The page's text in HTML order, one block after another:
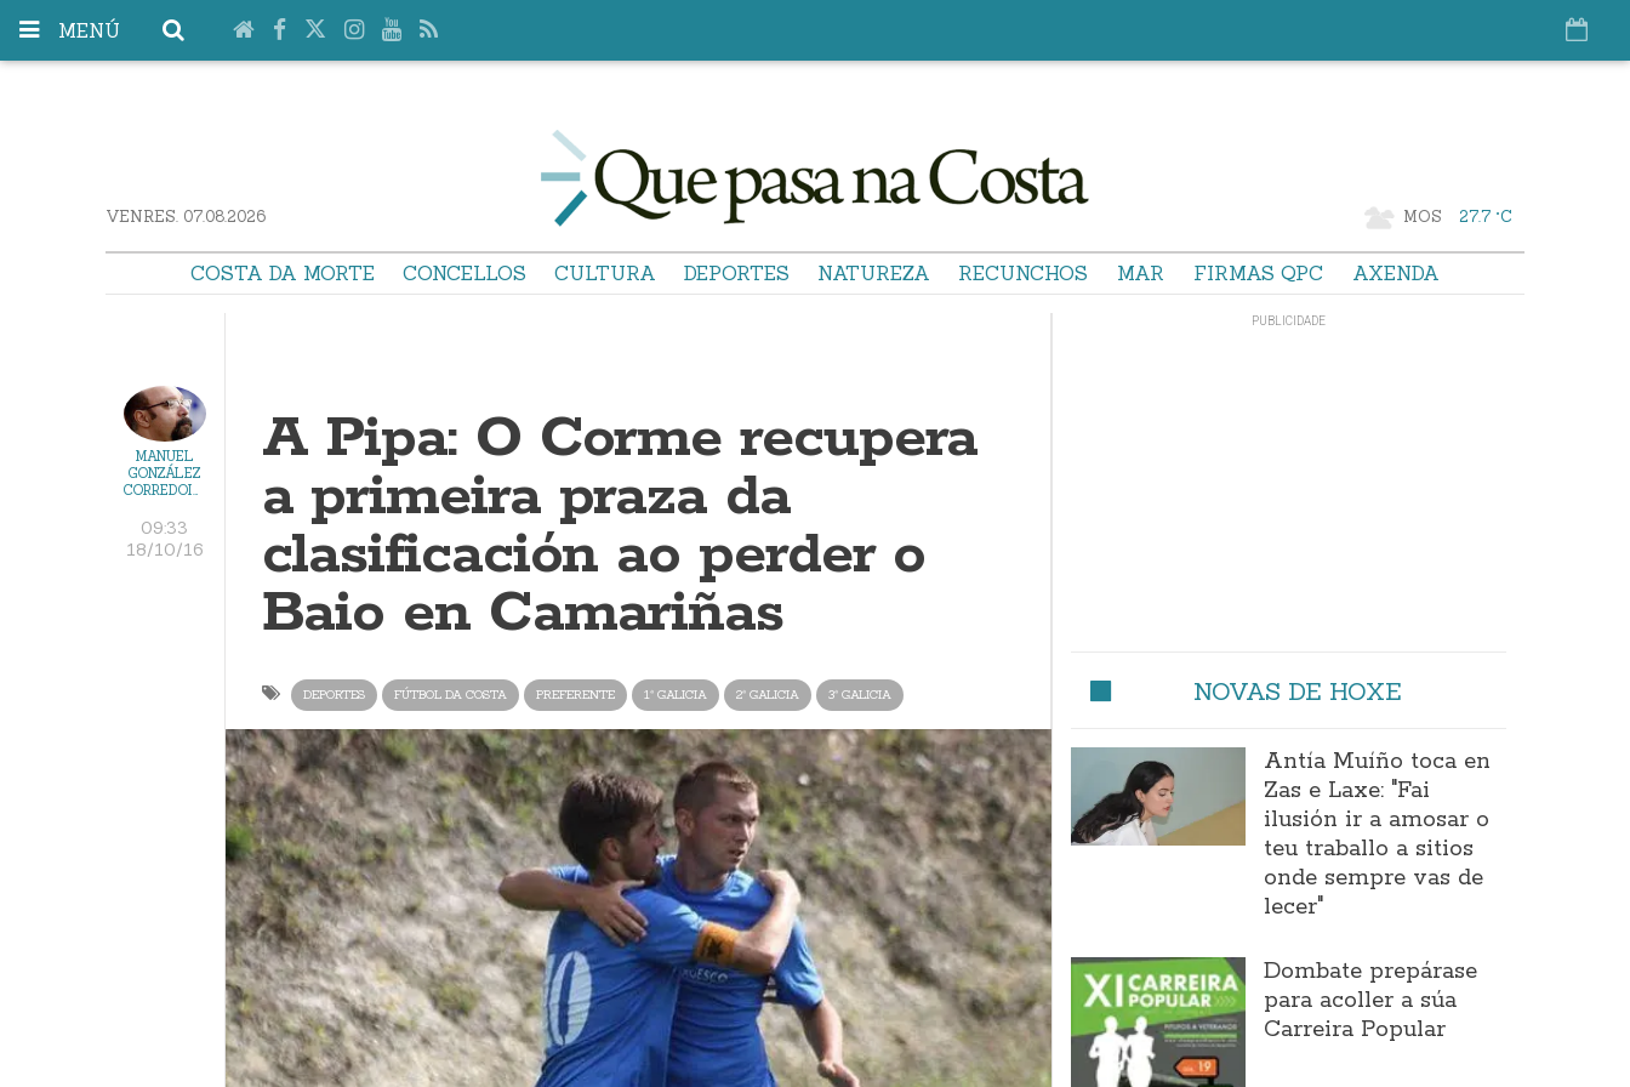
MENÚ
VENRES. 07.08.2026 MOS 27.7 °C
COSTA DA MORTE CONCELLOS CULTURA DEPORTES NATUREZA RECUNCHOS MAR FIRMAS QPC AXENDA
MANUEL
GONZÁLEZ
CORREDOIRA
09:33
18/10/16
A Pipa: O Corme recupera
a primeira praza da
clasificación ao perder o
Baio en Camariñas
DEPORTES FÚTBOL DA COSTA PREFERENTE 1ª GALICIA 2ª GALICIA 3ª GALICIA NOVAS DE HOXE
Antía Muíño toca en
Zas e Laxe: "Fai
ilusión ir a amosar o
teu traballo a sitios
onde sempre vas de
lecer"
Dombate prepárase
para acoller a súa
Carreira Popular